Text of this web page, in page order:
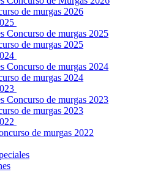
de murgas 2026
Concurso de murgas 2025
de murgas 2025
Concurso de murgas 2024
de murgas 2024
Concurso de murgas 2023
de murgas 2023
de murgas 2022